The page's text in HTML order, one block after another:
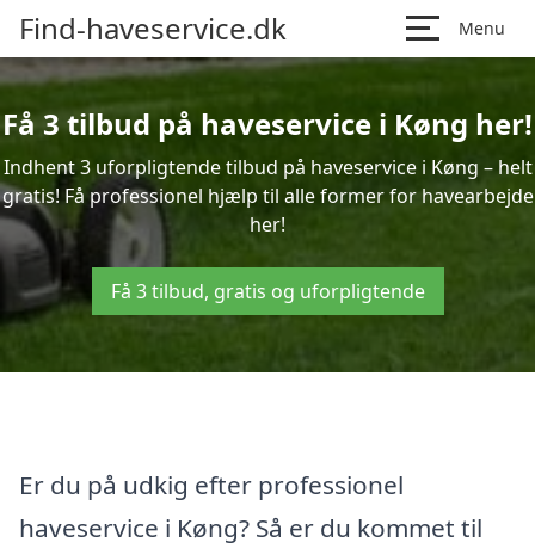
Find-haveservice.dk Menu
Få 3 tilbud på haveservice i Køng her!
Indhent 3 uforpligtende tilbud på haveservice i Køng – helt
gratis! Få professionel hjælp til alle former for havearbejde
her!
Få 3 tilbud, gratis og uforpligtende
Er du på udkig efter professionel
haveservice i Køng? Så er du kommet til